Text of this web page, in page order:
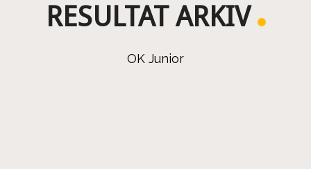
RESULTAT ARKIV
OK Junior